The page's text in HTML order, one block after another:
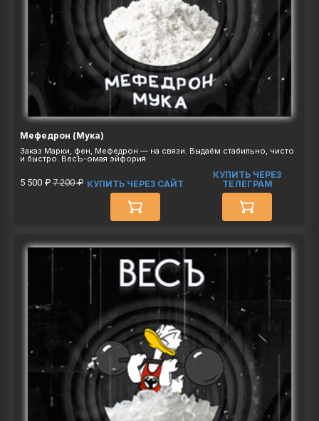
Мефедрон (Мука)
Заказ Марки, фен, Мефедрон — на связи. Выдаём стабильно, чисто
и быстро. ВесЪ-омая эйфория
5 500 ₽ 7 200 ₽ КУПИТЬ ЧЕРЕЗ САЙТ
КУПИТЬ ЧЕРЕЗ
ТЕЛЕГРАМ